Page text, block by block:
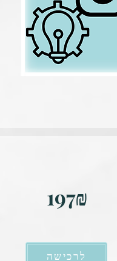
197₪
לרכישה